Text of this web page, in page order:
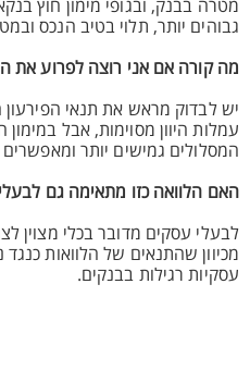
מטרה בבנק, ובגופי מימון חוץ
גבוהים יותר, תלוי בטיב הנכס
מה קורה אם אני רוצה לפרוע את
יש לבדוק מראש את תנאי הפירעון
עמלות היוון מסוימות, אבל
המסלולים גמישים יותר
האם הלוואה כזו מתאימה גם
לבעלי עסקים מדובר בכלי מצוין
מכיוון שהתנאים של הלוואות
עסקיות רגילות בבנקים.